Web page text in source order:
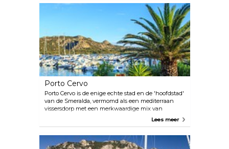
(“spiagge”) om uit te kiezen aan de Costa Smeralda,
waaronder Spiaggia de Principe, Liscia Ruja en
Capriccioli, allemaal beroemd en fantastisch aan
deze dromerige kustlijn. Met warm zand en
kristalhelder water heb je keuze te over.
Porto Cervo
Porto Cervo is de enige echte stad en de 'hoofdstad'
van de Smeralda, vermomd als een mediterraan
vissersdorp met een merkwaardige mix van
gebouwen in Marokkaanse stijl. Dit is eenLees meer